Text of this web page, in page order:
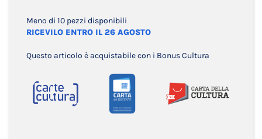
Meno di 10 pezzi disponibili
RICEVILO ENTRO IL 26 AGOSTO
Questo articolo è acquistabile con i Bonus Cultura